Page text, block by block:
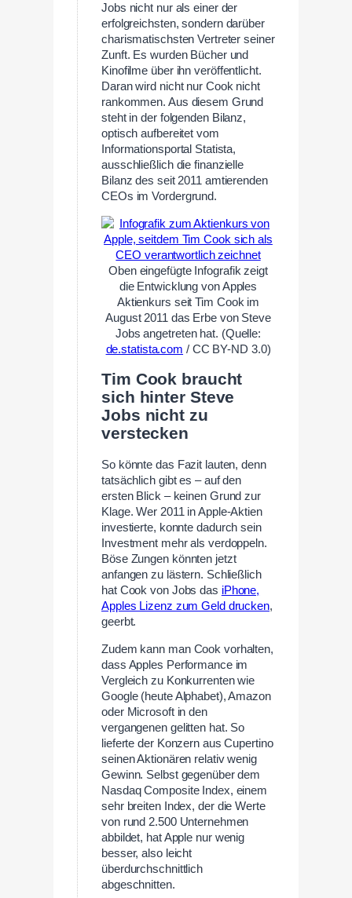
Jobs nicht nur als einer der
erfolgreichsten, sondern darüber
charismatischsten Vertreter seiner
Zunft. Es wurden Bücher und
Kinofilme über ihn veröffentlicht.
Daran wird nicht nur Cook nicht
rankommen. Aus diesem Grund
steht in der folgenden Bilanz,
optisch aufbereitet vom
Informationsportal Statista,
ausschließlich die finanzielle
Bilanz des seit 2011 amtierenden
CEOs im Vordergrund.
Oben eingefügte Infografik zeigt
die Entwicklung von Apples
Aktienkurs seit Tim Cook im
August 2011 das Erbe von Steve
Jobs angetreten hat. (Quelle:
de.statista.com / CC BY-ND 3.0)
Tim Cook braucht
sich hinter Steve
Jobs nicht zu
verstecken
So könnte das Fazit lauten, denn
tatsächlich gibt es – auf den
ersten Blick – keinen Grund zur
Klage. Wer 2011 in Apple-Aktien
investierte, konnte dadurch sein
Investment mehr als verdoppeln.
Böse Zungen könnten jetzt
anfangen zu lästern. Schließlich
hat Cook von Jobs das iPhone,
Apples Lizenz zum Geld drucken,
geerbt.
Zudem kann man Cook vorhalten,
dass Apples Performance im
Vergleich zu Konkurrenten wie
Google (heute Alphabet), Amazon
oder Microsoft in den
vergangenen gelitten hat. So
lieferte der Konzern aus Cupertino
seinen Aktionären relativ wenig
Gewinn. Selbst gegenüber dem
Nasdaq Composite Index, einem
sehr breiten Index, der die Werte
von rund 2.500 Unternehmen
abbildet, hat Apple nur wenig
besser, also leicht
überdurchschnittlich
abgeschnitten.